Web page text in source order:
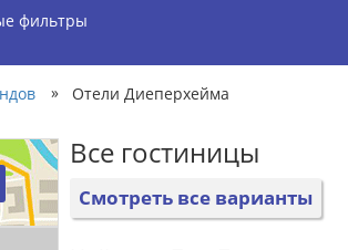
фильтры
» Отели Диеперхейма
Все гостиницы
Смотреть все варианты